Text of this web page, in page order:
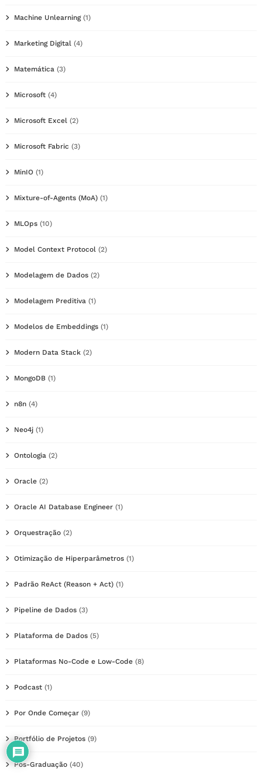
Machine Unlearning(1)
Marketing Digital (4)
Matemática (3)
Microsoft (4)
Microsoft Excel (2)
Microsoft Fabric (3)
MinIO (1)
Mixture-of-Agents (MoA) (1)
MLOps (10)
Model Context Protocol (2)
Modelagem de Dados (2)
Modelagem Preditiva (1)
Modelos de Embeddings (1)
Modern Data Stack (2)
MongoDB (1)
n8n (4)
Neo4j (1)
Ontologia (2)
Oracle (2)
Oracle AI Database Engineer (1)
Orquestração (2)
Otimização de Hiperparâmetros (1)
Padrão ReAct (Reason + Act) (1)
Pipeline de Dados (3)
Plataforma de Dados (5)
Plataformas No-Code e Low-Code (8)
Podcast (1)
Por Onde Começar (9)
Portfólio de Projetos (9)
Pós-Graduação (40)